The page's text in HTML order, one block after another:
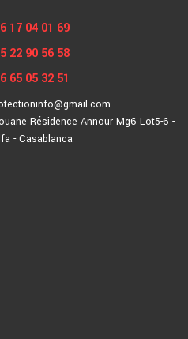
17 04 01 69
22 90 56 58
65 05 32 51
Résidence Annour Mg6 Lot5-6 -
- Casablanca